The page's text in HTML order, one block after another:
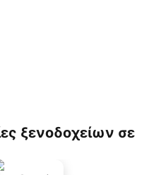
ξενοδοχείων σε